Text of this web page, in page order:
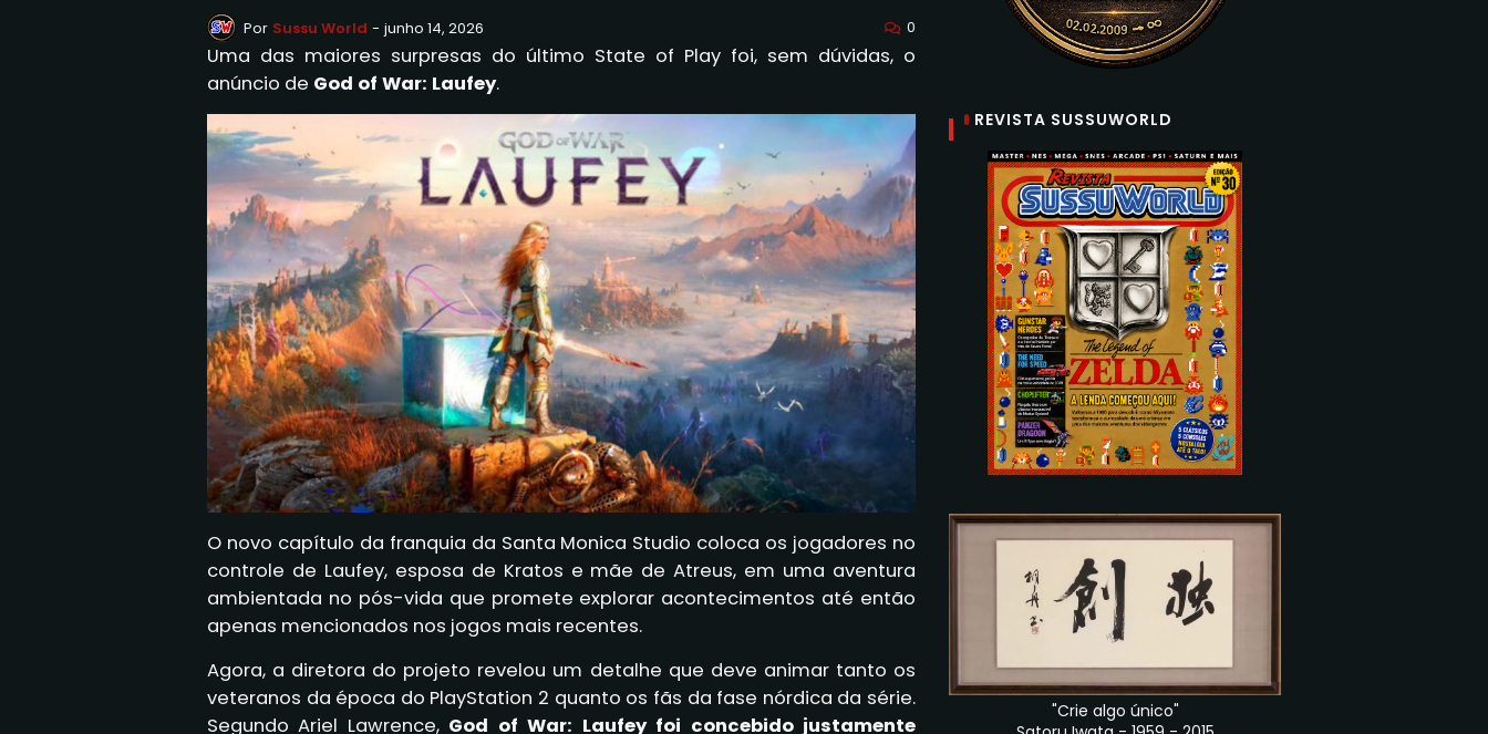
Por Sussu World - junho 14, 2026 0
Uma das maiores surpresas do último State of Play foi, sem dúvidas, o
anúncio de God of War: Laufey.
O novo capítulo da franquia da Santa Monica Studio coloca os jogadores no
controle de Laufey, esposa de Kratos e mãe de Atreus, em uma aventura
ambientada no pós-vida que promete explorar acontecimentos até então
apenas mencionados nos jogos mais recentes.
Agora, a diretora do projeto revelou um detalhe que deve animar tanto os
veteranos da época do PlayStation 2 quanto os fãs da fase nórdica da série.
Segundo Ariel Lawrence, God of War: Laufey foi concebido justamente
REVISTA SUSSUWORLD
"Crie algo único"